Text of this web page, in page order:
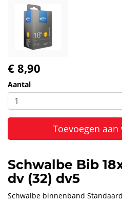
€ 8,90
Aantal
Toevoegen
Schwalbe Bib
dv (32) dv5
Schwalbe binnenband